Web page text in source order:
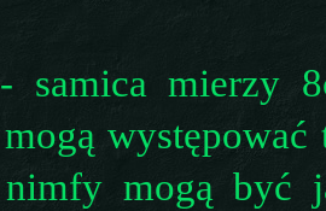
- samica mierzy
mogą być